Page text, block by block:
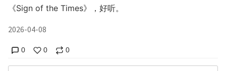
《Sign of the Times》，好听。
2026-04-08